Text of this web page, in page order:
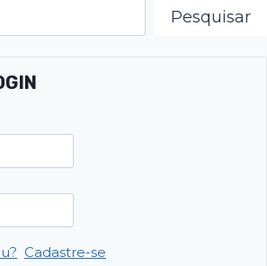
Pesquisar
Cadastre-se